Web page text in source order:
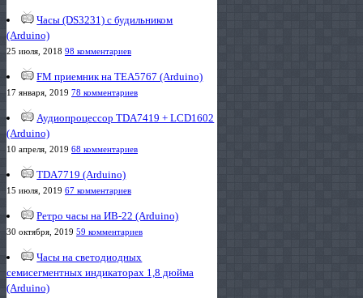
Часы (DS3231) с будильником
(Arduino)
25 июля, 2018 98 комментариев
FM приемник на TEA5767 (Arduino)
17 января, 2019 78 комментариев
Аудиопроцессор TDA7419 + LCD1602
(Arduino)
10 апреля, 2019 68 комментариев
TDA7719 (Arduino)
15 июля, 2019 67 комментариев
Ретро часы на ИВ-22 (Arduino)
30 октября, 2019 59 комментариев
Часы на светодиодных
семисегментных индикаторах 1,8 дюйма
(Arduino)